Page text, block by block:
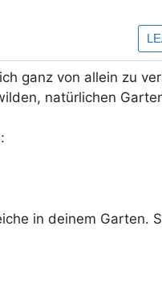
ganz von allein zu
natürlichen
in deinem Garten.